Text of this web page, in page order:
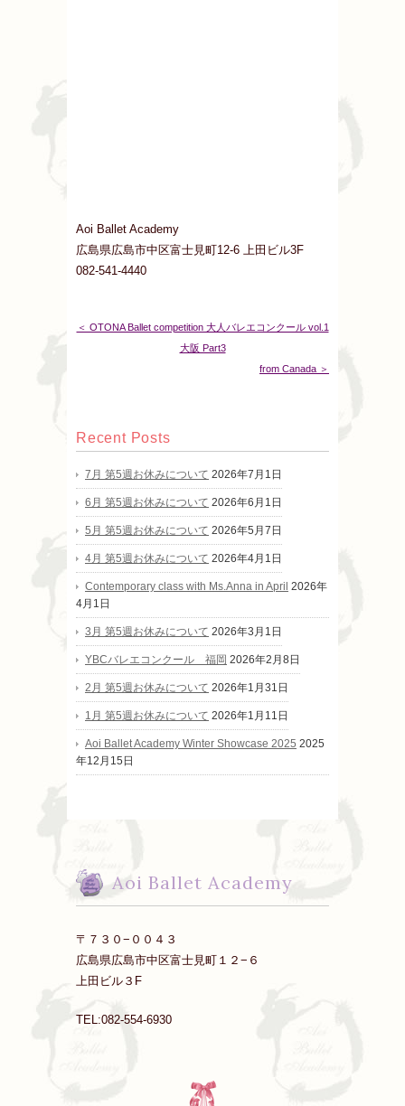
Aoi Ballet Academy
広島県広島市中区富士見町12-6 上田ビル3F
082-541-4440
＜ OTONA Ballet competition 大人バレエコンクール vol.1
大阪 Part3
from Canada ＞
Recent Posts
7月 第5週お休みについて 2026年7月1日
6月 第5週お休みについて 2026年6月1日
5月 第5週お休みについて 2026年5月7日
4月 第5週お休みについて 2026年4月1日
Contemporary class with Ms.Anna in April 2026年
4月1日
3月 第5週お休みについて 2026年3月1日
YBCバレエコンクール 福岡 2026年2月8日
2月 第5週お休みについて 2026年1月31日
1月 第5週お休みについて 2026年1月11日
Aoi Ballet Academy Winter Showcase 2025 2025
年12月15日
Aoi Ballet Academy
〒７３０−００４３
広島県広島市中区富士見町１２−６
上田ビル３F
TEL:082-554-6930